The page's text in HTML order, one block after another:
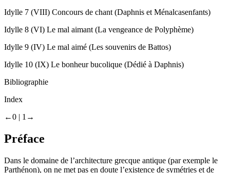
Idylle 7 (VIII) Concours de chant (Daphnis et Ménalcasenfants)
Idylle 8 (VI) Le mal aimant (La vengeance de Polyphème)
Idylle 9 (IV) Le mal aimé (Les souvenirs de Battos)
Idylle 10 (IX) Le bonheur bucolique (Dédié à Daphnis)
Bibliographie
Index
←0 | 1→
Préface
Dans le domaine de l’architecture grecque antique (par exemple le
Parthénon), on ne met pas en doute l’existence de symétries et de